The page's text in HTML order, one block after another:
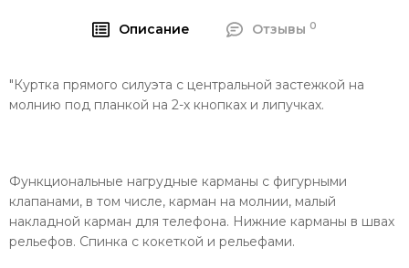
Описание Отзывы 0
"Куртка прямого силуэта с центральной застежкой на
молнию под планкой на 2-х кнопках и липучках.
Функциональные нагрудные карманы с фигурными
клапанами, в том числе, карман на молнии, малый
накладной карман для телефона. Нижние карманы в швах
рельефов. Спинка с кокеткой и рельефами.